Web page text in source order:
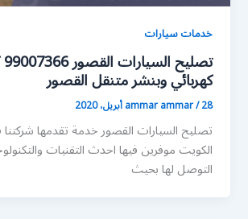
خدمات سيارات
كهربائي وبنشر متنقل القصور
ammar ammar/28 أبريل، 2020
تصليح السيارات القصور خدمة تقدمها شركتنا
الكويت موفرين فيها احدث التقنيات
التوصل لها بحيث